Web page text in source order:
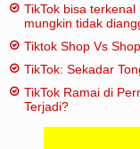
TikTok bisa
mungkin tidak
Tiktok Shop Vs
TikTok: Sekadar
TikTok Ramai di
Terjadi?